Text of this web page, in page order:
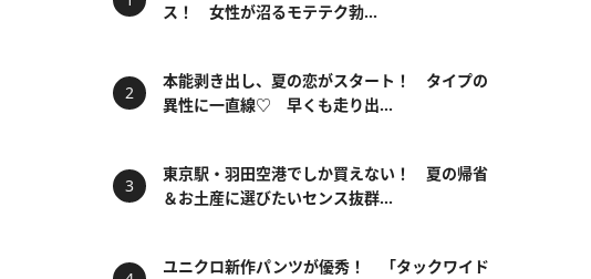
ス！ 女性が沼るモテテク勃...
本能剥き出し、夏の恋がスタート！ タイプの
異性に一直線♡ 早くも走り出...
東京駅・羽田空港でしか買えない！ 夏の帰省
＆お土産に選びたいセンス抜群...
ユニクロ新作パンツが優秀！ 「タックワイド